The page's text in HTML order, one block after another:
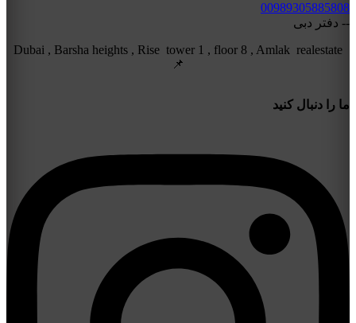
00989305885808
-- دفتر دبی
Dubai , Barsha heights , Rise tower 1 , floor 8 , Amlak realestate
📌
ما را دنبال کنید